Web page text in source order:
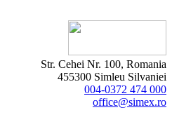
Str. Cehei Nr. 100, Romania
455300 Simleu Silvaniei
004-0372 474 000
office@simex.ro